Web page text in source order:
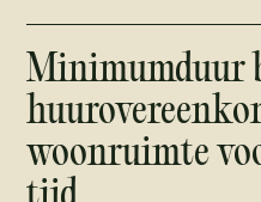
Minimumduur
woonruimte